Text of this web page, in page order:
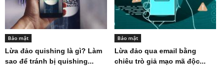
Bảo mật
Lừa đảo quishing là gì? Làm
sao để tránh bị quishing...
Bảo mật
Lừa đảo qua email bằng
chiêu trò giả mạo mã độc...